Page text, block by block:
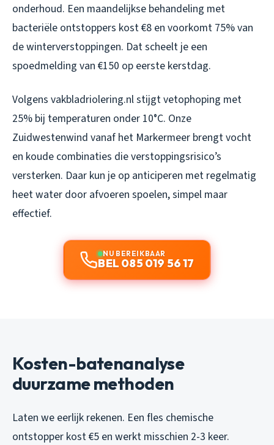
onderhoud. Een maandelijkse behandeling met
bacteriële ontstoppers kost €8 en voorkomt 75% van
de winterverstoppingen. Dat scheelt je een
spoedmelding van €150 op eerste kerstdag.
Volgens vakbladriolering.nl stijgt vetophoping met
25% bij temperaturen onder 10°C. Onze
Zuidwestenwind vanaf het Markermeer brengt vocht
en koude combinaties die verstoppingsrisico’s
versterken. Daar kun je op anticiperen met regelmatig
heet water door afvoeren spoelen, simpel maar
effectief.
NU BEREIKBAAR
BEL 085 019 56 17
Kosten-batenanalyse
duurzame methoden
Laten we eerlijk rekenen. Een fles chemische
ontstopper kost €5 en werkt misschien 2-3 keer.